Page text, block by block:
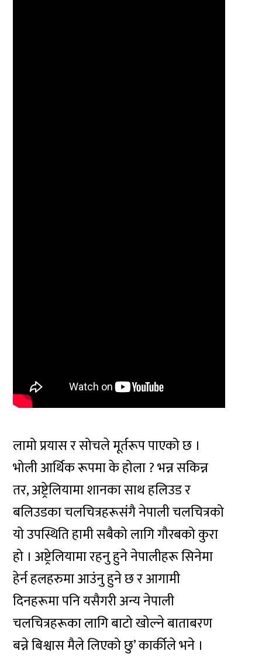
लामो प्रयास र सोचले मूर्तरूप पाएको छ ।
भोली आर्थिक रूपमा के होला ? भन्न सकिन्न
तर, अष्ट्रेलियामा शानका साथ हलिउड र
बलिउडका चलचित्रहरूसंगै नेपाली चलचित्रको
यो उपस्थिति हामी सबैको लागि गौरबको कुरा
हो । अष्ट्रेलियामा रहनु हुने नेपालीहरू सिनेमा
हेर्न हलहरुमा आउंनु हुने छ र आगामी
दिनहरूमा पनि यसैगरी अन्य नेपाली
चलचित्रहरूका लागि बाटो खोल्ने बाताबरण
बन्ने बिश्वास मैले लिएको छु’ कार्कीले भने ।